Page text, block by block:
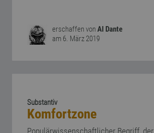
erschaffen vonAl Dante
am 6. März 2019
Substantiv
Komfortzone
Populärwissenschaftlicher Begriff,